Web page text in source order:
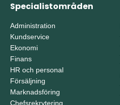
Specialistområden
Administration
Kundservice
Ekonomi
Finans
HR och personal
Försäljning
Marknadsföring
Chefsrekrytering